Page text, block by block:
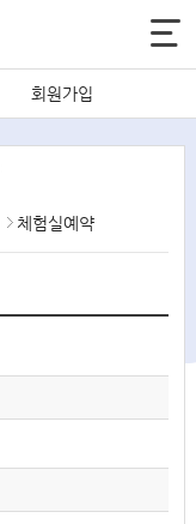
회원가입
체험실예약